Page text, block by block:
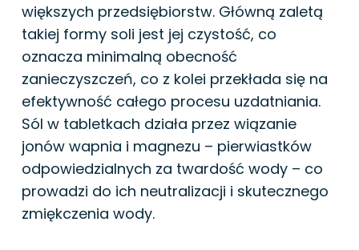
większych przedsiębiorstw. Główną zaletą
takiej formy soli jest jej czystość, co
oznacza minimalną obecność
zanieczyszczeń, co z kolei przekłada się na
efektywność całego procesu uzdatniania.
Sól w tabletkach działa przez wiązanie
jonów wapnia i magnezu – pierwiastków
odpowiedzialnych za twardość wody – co
prowadzi do ich neutralizacji i skutecznego
zmiękczenia wody.